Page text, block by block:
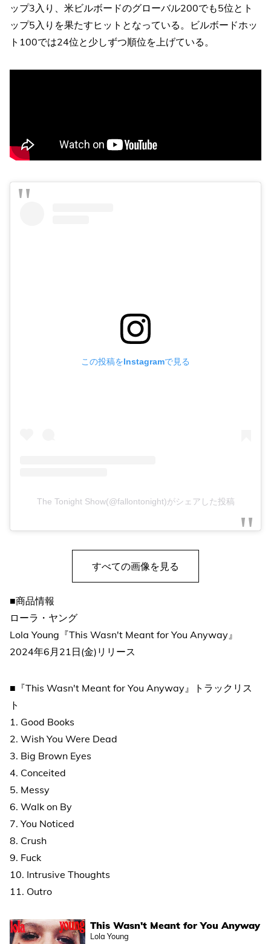
ップ3入り、米ビルボードのグローバル200でも5位とト
ップ5入りを果たすヒットとなっている。ビルボードホッ
ト100では24位と少しずつ順位を上げている。
この投稿をInstagramで見る
The Tonight Show(@fallontonight)がシェアした投稿
すべての画像を見る
■商品情報
ローラ・ヤング
Lola Young『This Wasn't Meant for You Anyway』
2024年6月21日(金)リリース
■『This Wasn't Meant for You Anyway』トラックリス
ト
1. Good Books
2. Wish You Were Dead
3. Big Brown Eyes
4. Conceited
5. Messy
6. Walk on By
7. You Noticed
8. Crush
9. Fuck
10. Intrusive Thoughts
11. Outro
This Wasn't Meant for You Anyway
Lola Young